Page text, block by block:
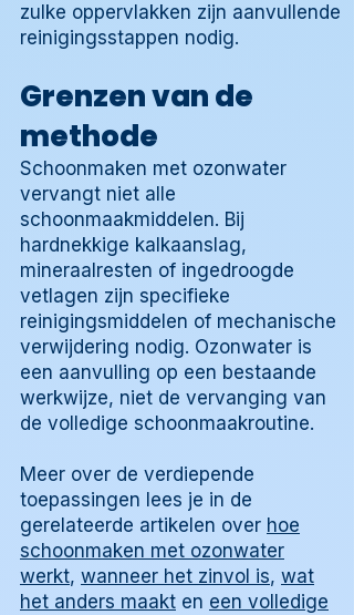
zulke oppervlakken zijn aanvullende
reinigingsstappen nodig.
Grenzen van de
methode
Schoonmaken met ozonwater
vervangt niet alle
schoonmaakmiddelen. Bij
hardnekkige kalkaanslag,
mineraalresten of ingedroogde
vetlagen zijn specifieke
reinigingsmiddelen of mechanische
verwijdering nodig. Ozonwater is
een aanvulling op een bestaande
werkwijze, niet de vervanging van
de volledige schoonmaakroutine.
Meer over de verdiepende
toepassingen lees je in de
gerelateerde artikelen over hoe
schoonmaken met ozonwater
werkt, wanneer het zinvol is, wat
het anders maakt en een volledige